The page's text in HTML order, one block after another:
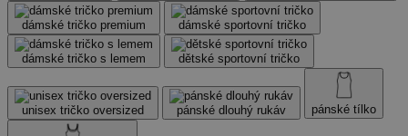
dámské tričko premium dámské sportovní tričko
dámské tričko s lemem dětské sportovní tričko
unisex tričko oversized pánské dlouhý rukáv pánské tílko